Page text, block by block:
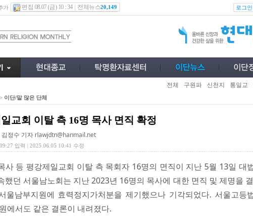
가 편집 08.07 (금) 10 : 34 전체뉴스20,149 로그인
전체 구원파 신천지 통일교
> 이단/말 많은 단체
교회 이탈 측 16명 목사 면직 확정
정수 기자 rlawjdtn@hanmail.net
입력 | 2025.06.05 10:41 수정
사 등 평강제일교회 이탈 측 목회자 16명의 면직이 지난 5월 13일 대
했던 서울남노회는 지난 2023년 16명의 목사에 대한 면직 및 제명을
울남부지원에 효력정지가처분을 제기했으나 기각되었다. 서울고등
에서도 같은 결론이 내려졌다.